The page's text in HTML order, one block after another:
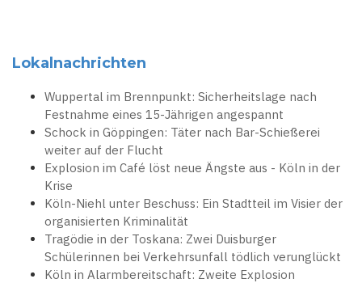
Lokalnachrichten
Wuppertal im Brennpunkt: Sicherheitslage nach
Festnahme eines 15-Jährigen angespannt
Schock in Göppingen: Täter nach Bar-Schießerei
weiter auf der Flucht
Explosion im Café löst neue Ängste aus - Köln in der
Krise
Köln-Niehl unter Beschuss: Ein Stadtteil im Visier der
organisierten Kriminalität
Tragödie in der Toskana: Zwei Duisburger
Schülerinnen bei Verkehrsunfall tödlich verunglückt
Köln in Alarmbereitschaft: Zweite Explosion